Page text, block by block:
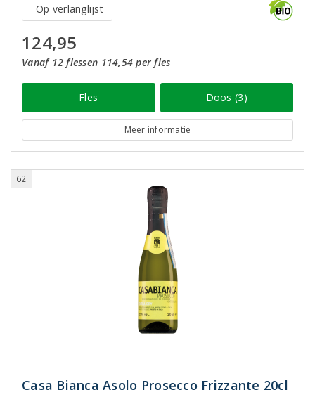
Op verlanglijst
124,95
Vanaf 12 flessen 114,54 per fles
Fles Doos (3)
Meer informatie
62
Casa Bianca Asolo Prosecco Frizzante 20cl